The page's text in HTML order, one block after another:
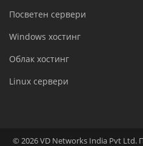
Посветен сервери
Windows хостинг
Облак хостинг
Linux сервери
© 2026 VD Networks India Pvt Ltd.